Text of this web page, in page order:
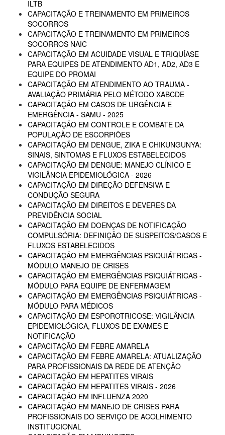
ILTB
CAPACITAÇÃO E TREINAMENTO EM PRIMEIROS
SOCORROS
CAPACITAÇÃO E TREINAMENTO EM PRIMEIROS
SOCORROS NAIC
CAPACITAÇÃO EM ACUIDADE VISUAL E TRIQUÍASE
PARA EQUIPES DE ATENDIMENTO AD1, AD2, AD3 E
EQUIPE DO PROMAI
CAPACITAÇÃO EM ATENDIMENTO AO TRAUMA -
AVALIAÇÃO PRIMÁRIA PELO MÉTODO XABCDE
CAPACITAÇÃO EM CASOS DE URGÊNCIA E
EMERGÊNCIA - SAMU - 2025
CAPACITAÇÃO EM CONTROLE E COMBATE DA
POPULAÇÃO DE ESCORPIÕES
CAPACITAÇÃO EM DENGUE, ZIKA E CHIKUNGUNYA:
SINAIS, SINTOMAS E FLUXOS ESTABELECIDOS
CAPACITAÇÃO EM DENGUE: MANEJO CLÍNICO E
VIGILÂNCIA EPIDEMIOLÓGICA - 2026
CAPACITAÇÃO EM DIREÇÃO DEFENSIVA E
CONDUÇÃO SEGURA
CAPACITAÇÃO EM DIREITOS E DEVERES DA
PREVIDÊNCIA SOCIAL
CAPACITAÇÃO EM DOENÇAS DE NOTIFICAÇÃO
COMPULSÓRIA: DEFINIÇÃO DE SUSPEITOS/CASOS E
FLUXOS ESTABELECIDOS
CAPACITAÇÃO EM EMERGÊNCIAS PSIQUIÁTRICAS -
MÓDULO MANEJO DE CRISES
CAPACITAÇÃO EM EMERGÊNCIAS PSIQUIÁTRICAS -
MÓDULO PARA EQUIPE DE ENFERMAGEM
CAPACITAÇÃO EM EMERGÊNCIAS PSIQUIÁTRICAS -
MÓDULO PARA MÉDICOS
CAPACITAÇÃO EM ESPOROTRICOSE: VIGILÂNCIA
EPIDEMIOLÓGICA, FLUXOS DE EXAMES E
NOTIFICAÇÃO
CAPACITAÇÃO EM FEBRE AMARELA
CAPACITAÇÃO EM FEBRE AMARELA: ATUALIZAÇÃO
PARA PROFISSIONAIS DA REDE DE ATENÇÃO
CAPACITAÇÃO EM HEPATITES VIRAIS
CAPACITAÇÃO EM HEPATITES VIRAIS - 2026
CAPACITAÇÃO EM INFLUENZA 2020
CAPACITAÇÃO EM MANEJO DE CRISES PARA
PROFISSIONAIS DO SERVIÇO DE ACOLHIMENTO
INSTITUCIONAL